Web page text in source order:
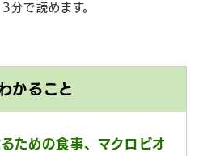
分で読めます。
かること
ための食事、マクロビオ